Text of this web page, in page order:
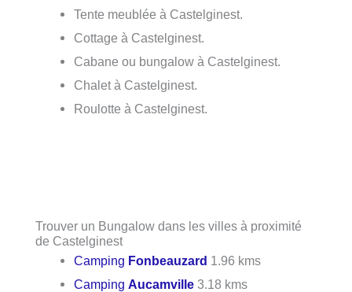
Tente meublée à Castelginest.
Cottage à Castelginest.
Cabane ou bungalow à Castelginest.
Chalet à Castelginest.
Roulotte à Castelginest.
Trouver un Bungalow dans les villes à proximité
de Castelginest
Camping Fonbeauzard 1.96 kms
Camping Aucamville 3.18 kms